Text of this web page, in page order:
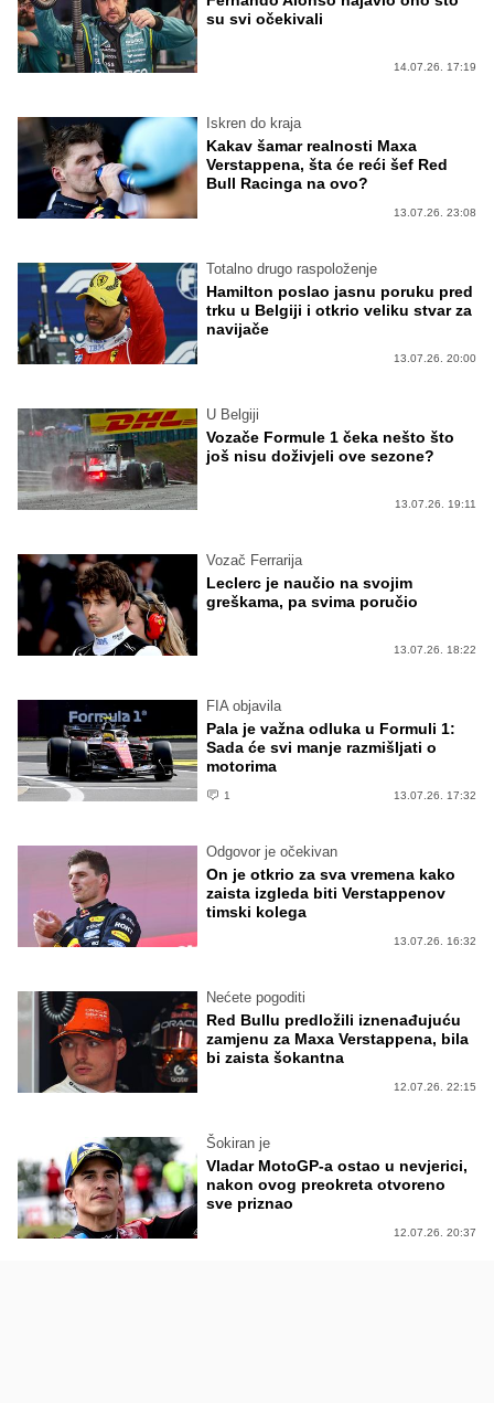
su svi očekivali
14.07.26. 17:19
Iskren do kraja
Kakav šamar realnosti Maxa
Verstappena, šta će reći šef Red
Bull Racinga na ovo?
13.07.26. 23:08
Totalno drugo raspoloženje
Hamilton poslao jasnu poruku pred
trku u Belgiji i otkrio veliku stvar za
navijače
13.07.26. 20:00
U Belgiji
Vozače Formule 1 čeka nešto što
još nisu doživjeli ove sezone?
13.07.26. 19:11
Vozač Ferrarija
Leclerc je naučio na svojim
greškama, pa svima poručio
13.07.26. 18:22
FIA objavila
Pala je važna odluka u Formuli 1:
Sada će svi manje razmišljati o
motorima
1 13.07.26. 17:32
Odgovor je očekivan
On je otkrio za sva vremena kako
zaista izgleda biti Verstappenov
timski kolega
13.07.26. 16:32
Nećete pogoditi
Red Bullu predložili iznenađujuću
zamjenu za Maxa Verstappena, bila
bi zaista šokantna
12.07.26. 22:15
Šokiran je
Vladar MotoGP-a ostao u nevjerici,
nakon ovog preokreta otvoreno
sve priznao
12.07.26. 20:37